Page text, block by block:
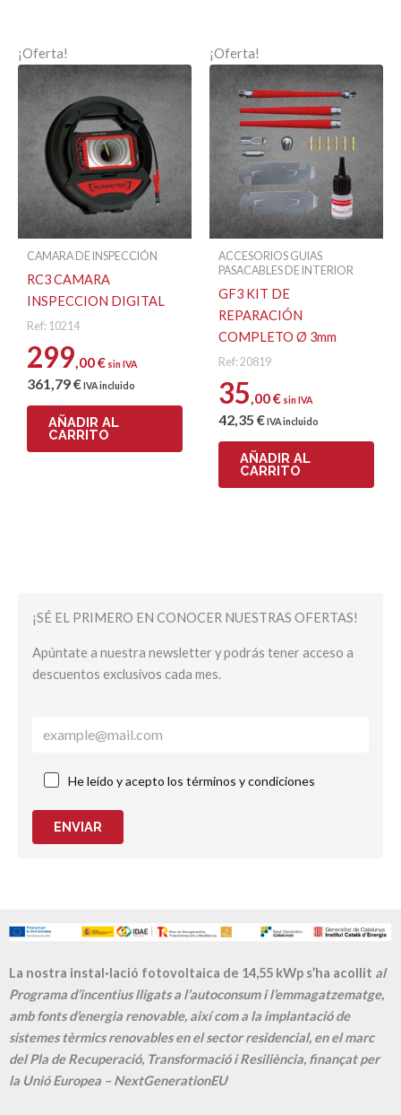
¡Oferta!
CAMARA DE INSPECCIÓN
RC3 CAMARA
INSPECCION DIGITAL
Ref: 10214
299,00€ sin IVA
361,79€IVA incluido
AÑADIR AL
CARRITO
¡Oferta!
ACCESORIOS GUIAS
PASACABLES DE INTERIOR
GF3 KIT DE
REPARACIÓN
COMPLETO Ø 3mm
Ref: 20819
35,00€ sin IVA
42,35 €IVA incluido
AÑADIR AL
CARRITO
¡SÉ EL PRIMERO EN CONOCER NUESTRAS OFERTAS!
Apúntate a nuestra newsletter y podrás tener acceso a
descuentos exclusivos cada mes.
He leído y acepto los términos y condiciones
ENVIAR
La nostra instal·lació fotovoltaica de 14,55 kWp s’ha acollit al
Programa d’incentius lligats a l’autoconsum i l’emmagatzematge,
amb fonts d’energia renovable, així com a la implantació de
sistemes tèrmics renovables en el sector residencial, en el marc
del Pla de Recuperació, Transformació i Resiliència, finançat per
la Unió Europea – NextGenerationEU